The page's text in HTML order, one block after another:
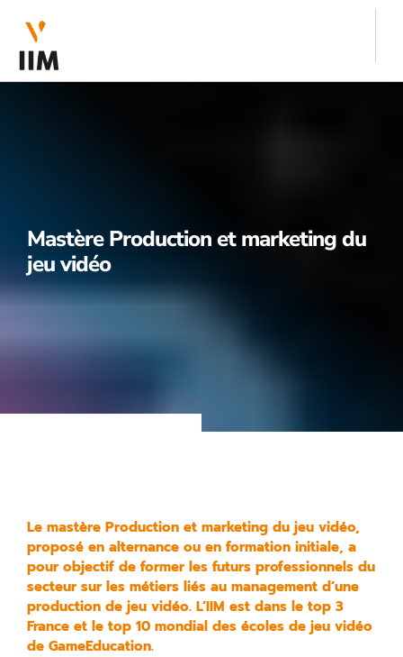
Mastère Production et marketing du
jeu vidéo
Le mastère Production et marketing du jeu vidéo,
proposé en alternance ou en formation initiale, a
pour objectif de former les futurs professionnels du
secteur sur les métiers liés au management d’une
production de jeu vidéo. L’IIM est dans le top 3
France et le top 10 mondial des écoles de jeu vidéo
de GameEducation.